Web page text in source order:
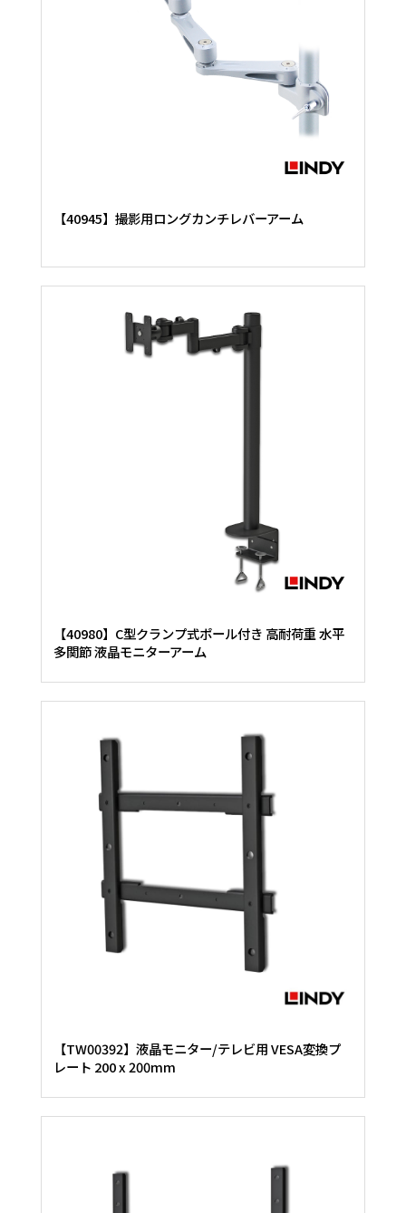
【40945】撮影用ロングカンチレバーアーム
【40980】C型クランプ式ポール付き 高耐荷重 水平
多関節 液晶モニターアーム
【TW00392】液晶モニター/テレビ用 VESA変換プ
レート 200 x 200mm